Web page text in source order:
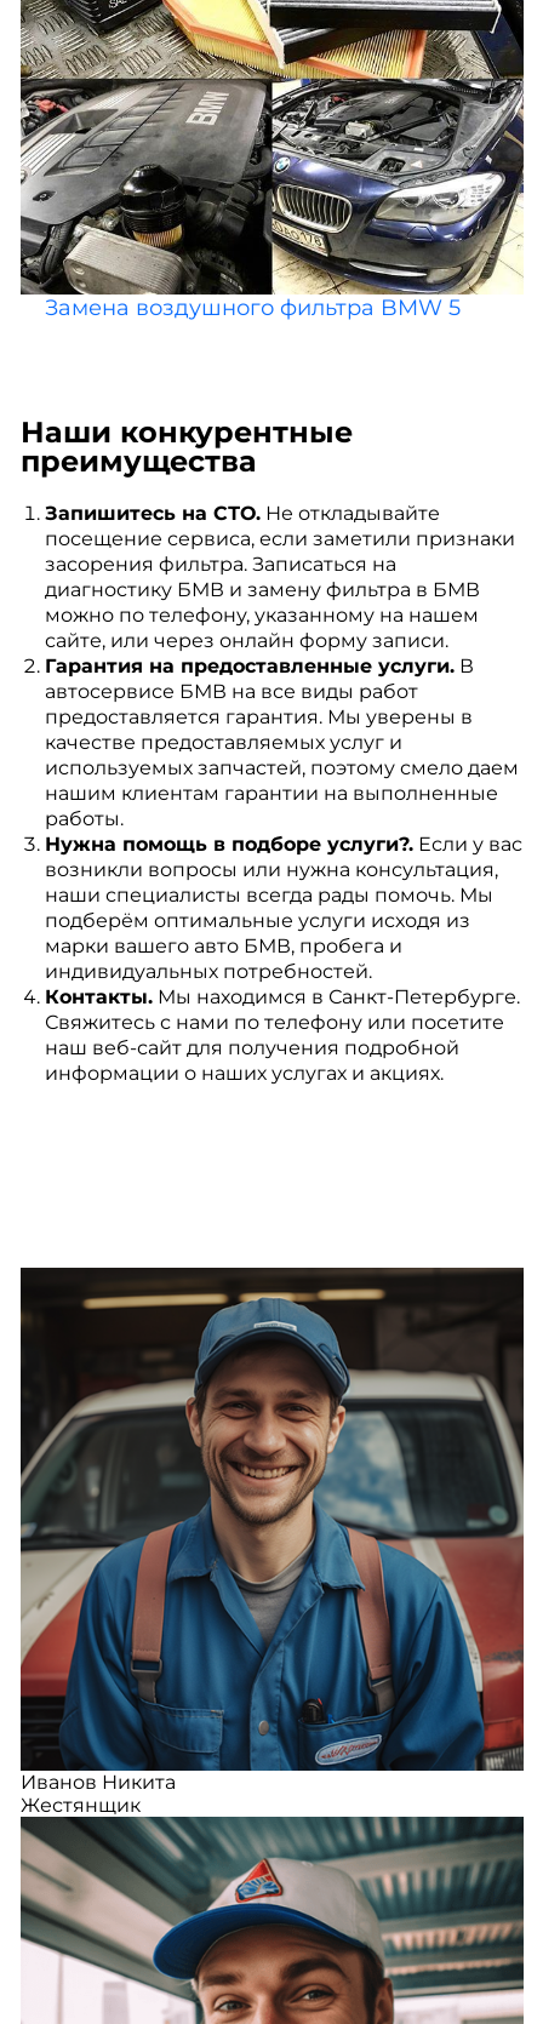
Замена воздушного фильтра BMW 5
Наши конкурентные
преимущества
Запишитесь на СТО.Не откладывайте
посещение сервиса, если заметили признаки
засорения фильтра. Записаться на
диагностику БМВ и замену фильтра в БМВ
можно по телефону, указанному на нашем
сайте, или через онлайн форму записи.
Гарантия на предоставленные услуги.В
автосервисе БМВ на все виды работ
предоставляется гарантия. Мы уверены в
качестве предоставляемых услуг и
используемых запчастей, поэтому смело даем
нашим клиентам гарантии на выполненные
работы.
Нужна помощь в подборе услуги?.Если у вас
возникли вопросы или нужна консультация,
наши специалисты всегда рады помочь. Мы
подберём оптимальные услуги исходя из
марки вашего авто БМВ, пробега и
индивидуальных потребностей.
Контакты.Мы находимся в Санкт-Петербурге.
Свяжитесь с нами по телефону или посетите
наш веб-сайт для получения подробной
информации о наших услугах и акциях.
Иванов Никита
Жестянщик